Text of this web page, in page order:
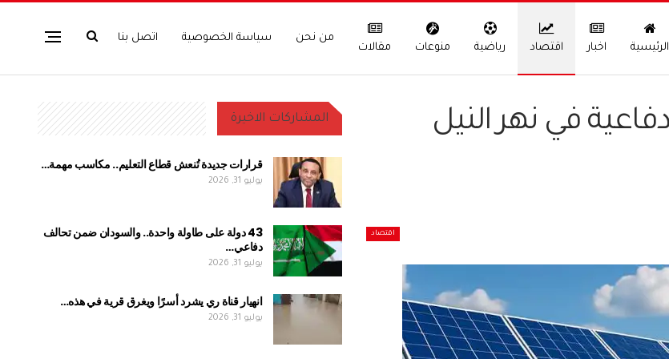
الرئيسية اخبار اقتصاد رياضية منوعات مقالات
من نحن سياسة الخصوصية اتصل بنا
في نهر النيل
اقتصاد
المشاركات الاخيرة
قرارات جديدة تُنعش قطاع التعليم.. مكاسب مهمة…
يوليو 31, 2026
43 دولة على طاولة واحدة.. والسودان ضمن تحالف
دفاعي…
يوليو 31, 2026
انهيار قناة ري يشرد أسرًا ويغرق قرية في هذه…
يوليو 31, 2026